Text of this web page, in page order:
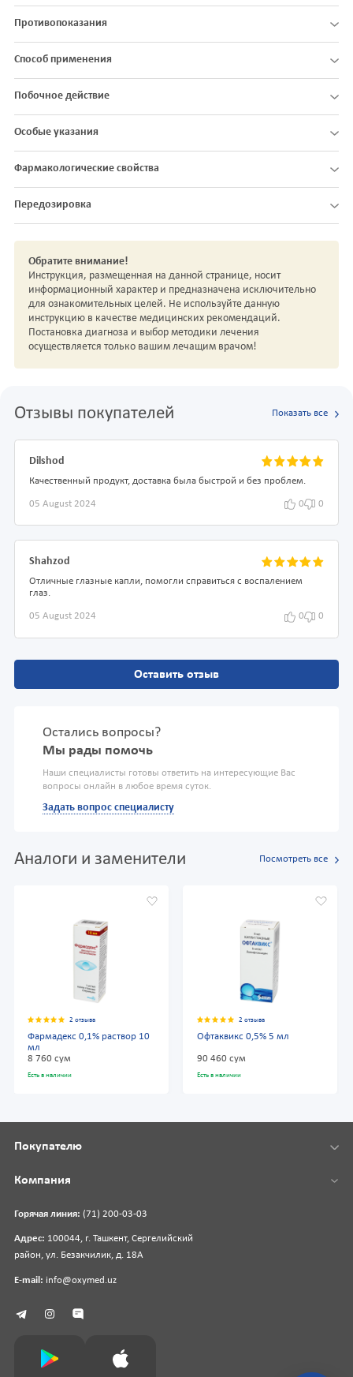
Противопоказания
Способ применения
Побочное действие
Особые указания
Фармакологические свойства
Передозировка
Обратите внимание!
Инструкция, размещенная на данной странице, носит
информационный характер и предназначена исключительно
для ознакомительных целей. Не используйте данную
инструкцию в качестве медицинских рекомендаций.
Постановка диагноза и выбор методики лечения
осуществляется только вашим лечащим врачом!
Отзывы покупателей Показать все
Dilshod
Качественный продукт, доставка была быстрой и без проблем.
05 August 2024 0 0
Shahzod
Отличные глазные капли, помогли справиться с воспалением
глаз.
05 August 2024 0 0
Оставить отзыв
Остались вопросы?
Мы рады помочь
Наши специалисты готовы ответить на интересующие Вас
вопросы онлайн в любое время суток.
Задать вопрос специалисту
Аналоги и заменители Посмотреть все
2 отзыва
Фармадекс 0,1% раствор 10
мл
8 760 сум
Есть в наличии
2 отзыва
Офтаквикс 0,5% 5 мл
90 460 сум
Есть в наличии
Горячая линия: (71) 200-03-03
Адрес: 100044, г. Ташкент, Сергелийский
район, ул. Безакчилик, д. 18А
E-mail: info@oxymed.uz
Покупателю
Компания